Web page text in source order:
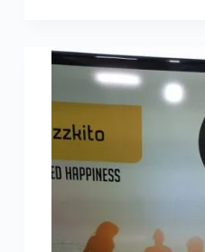
et
le
décryptent
de
digitalisation
sur